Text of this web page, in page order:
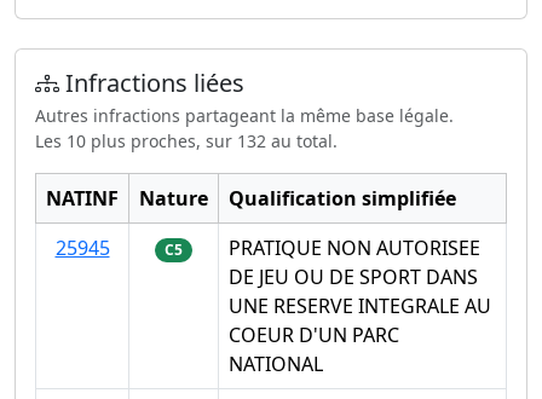
Infractions liées
Autres infractions partageant la même base légale.
Les 10 plus proches, sur 132 au total.
NATINF Nature
Qualification simplifiée
25945
C5
PRATIQUE NON AUTORISEE
DE JEU OU DE SPORT DANS
UNE RESERVE INTEGRALE AU
COEUR D'UN PARC
NATIONAL